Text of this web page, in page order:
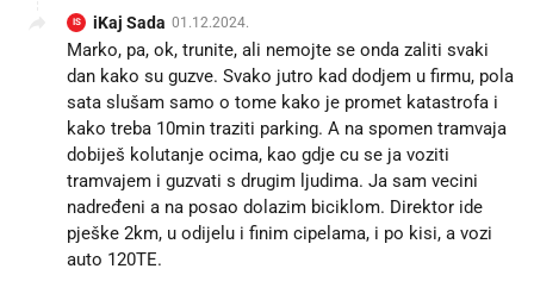
IS iKaj Sada 01.12.2024.
Marko, pa, ok, trunite, ali nemojte se onda zaliti svaki
dan kako su guzve. Svako jutro kad dodjem u firmu, pola
sata slušam samo o tome kako je promet katastrofa i
kako treba 10min traziti parking. A na spomen tramvaja
dobiješ kolutanje ocima, kao gdje cu se ja voziti
tramvajem i guzvati s drugim ljudima. Ja sam vecini
nadređeni a na posao dolazim biciklom. Direktor ide
pješke 2km, u odijelu i finim cipelama, i po kisi, a vozi
auto 120TE.